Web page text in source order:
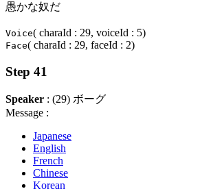
愚かな奴だ
Voice( charaId : 29, voiceId : 5)
Face( charaId : 29, faceId : 2)
Step 41
Speaker : (29) ボーグ
Message :
Japanese
English
French
Chinese
Korean